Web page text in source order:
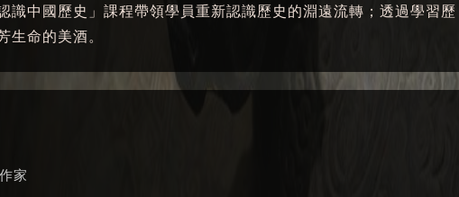
識中國歷史」課程帶領學員重新認識歷史的淵遠流轉；透過學習歷
命的美酒。
家